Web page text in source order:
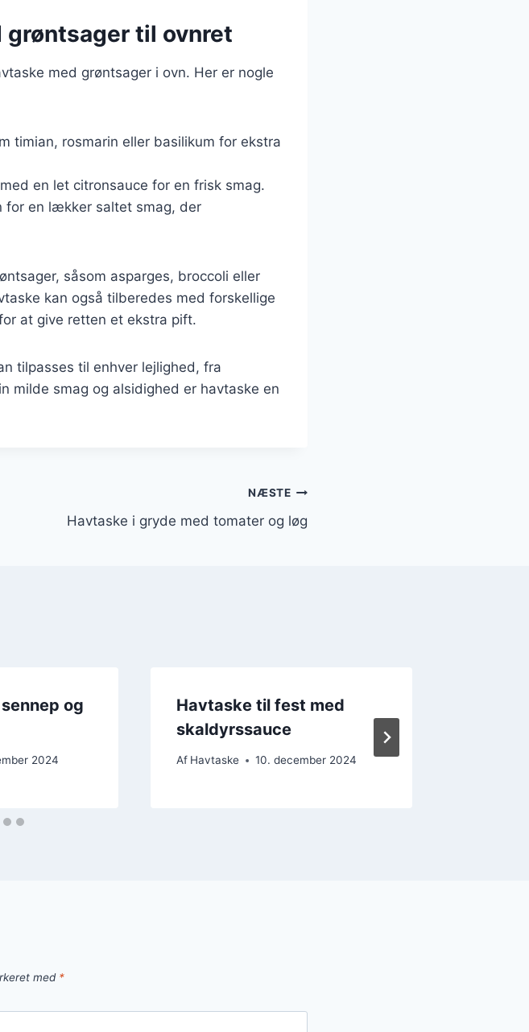
grøntsager til ovnret
med grøntsager i ovn. Her er nogle
timian, rosmarin eller basilikum for ekstra
en let citronsauce for en frisk smag.
en lækker saltet smag, der
såsom asparges, broccoli eller
kan også tilberedes med forskellige
at give retten et ekstra pift.
tilpasses til enhver lejlighed, fra
milde smag og alsidighed er havtaske en
NÆSTE
Havtaske i gryde med tomater og løg
og
2024
Havtaske til fest med
skaldyrssauce
Af Havtaske 10. december 2024
med *